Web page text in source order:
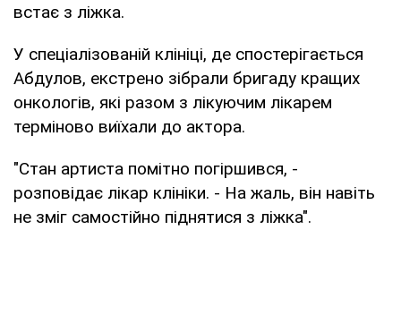
встає з ліжка.
У спеціалізованій клініці, де спостерігається
Абдулов, екстрено зібрали бригаду кращих
онкологів, які разом з лікуючим лікарем
терміново виїхали до актора.
"Стан артиста помітно погіршився, -
розповідає лікар клініки. - На жаль, він навіть
не зміг самостійно піднятися з ліжка".